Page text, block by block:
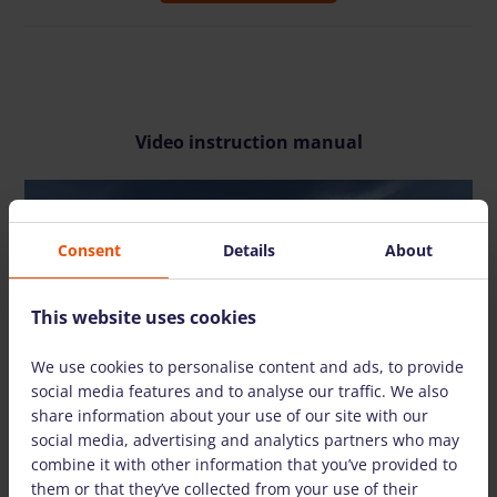
Video instruction manual
WATCH VIDEO
Consent Details About
This website uses cookies
We use cookies to personalise content and ads, to provide
social media features and to analyse our traffic. We also
share information about your use of our site with our
social media, advertising and analytics partners who may
combine it with other information that you’ve provided to
them or that they’ve collected from your use of their